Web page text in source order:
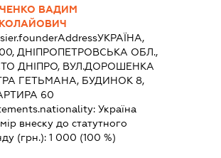
ВАДИМ
УКРАЇНА,
ДНІПРОПЕТРОВСЬКА ОБЛ.,
ДНІПРО, ВУЛ.ДОРОШЕНКА
ГЕТЬМАНА, БУДИНОК 8,
60
Україна
внеску до статутного
(грн.):1 000 (100 %)